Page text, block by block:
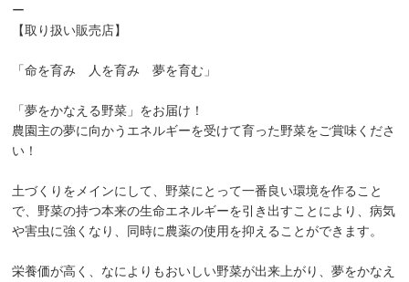
ー
【取り扱い販売店】
「命を育み 人を育み 夢を育む」
「夢をかなえる野菜」をお届け！
農園主の夢に向かうエネルギーを受けて育った野菜をご賞味くださ
い！
土づくりをメインにして、野菜にとって一番良い環境を作ること
で、野菜の持つ本来の生命エネルギーを引き出すことにより、病気
や害虫に強くなり、同時に農薬の使用を抑えることができます。
栄養価が高く、なによりもおいしい野菜が出来上がり、夢をかなえ